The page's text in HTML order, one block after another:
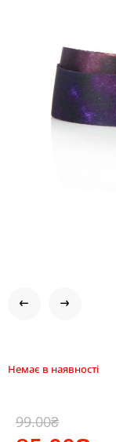
Немає в наявності
99.00₴